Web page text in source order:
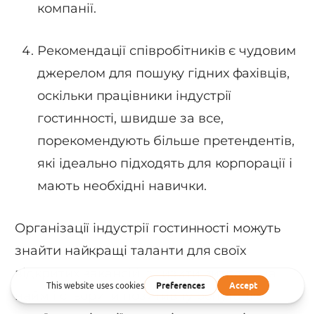
компанії.
Рекомендації співробітників є чудовим
джерелом для пошуку гідних фахівців,
оскільки працівники індустрії
гостинності, швидше за все,
порекомендують більше претендентів,
які ідеально підходять для корпорації і
мають необхідні навички.
Організації індустрії гостинності можуть
знайти найкращі таланти для своїх
відкритих вакансій, знизити витрати на
найм і створити позитивну репутацію